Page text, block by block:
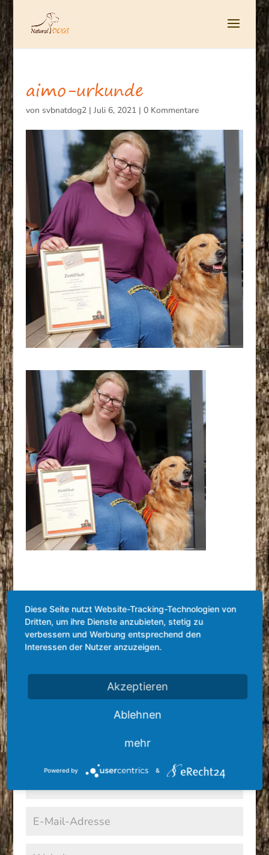
aimo-urkunde
von svbnatdog2| Juli 6, 2021| 0 Kommentare
Kommentar absenden
Deine E-Mail-Adresse wird nicht veröffentlicht.
Felder sind mit* markiert
Diese Seite nutzt Website-Tracking-Technologien von
Dritten, um ihre Dienste anzubieten, stetig zu
verbessern und Werbung entsprechend den
Interessen der Nutzer anzuzeigen.
Akzeptieren
Ablehnen
mehr
Powered by &